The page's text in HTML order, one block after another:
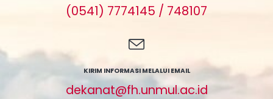
(0541) 7774145 / 748107
KIRIM INFORMASI MELALUI EMAIL
dekanat@fh.unmul.ac.id